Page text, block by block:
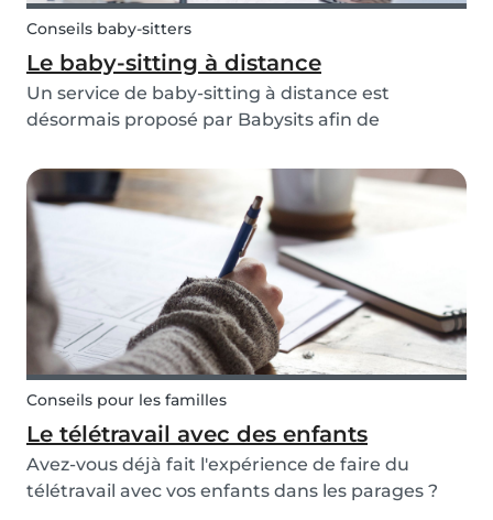
Conseils baby-sitters
Le baby-sitting à distance
Un service de baby-sitting à distance est
désormais proposé par Babysits afin de
faisant par exemple du télétravail ! Vous voulez
en savoir plus ? Découvrez le nouveau monde du
baby-sitting vi...
Conseils pour les familles
Le télétravail avec des enfants
Avez-vous déjà fait l'expérience de faire du
télétravail avec vos enfants dans les parages ?